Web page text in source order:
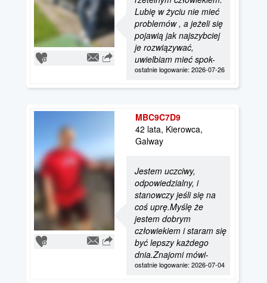
Lubię w życiu nie mieć
problemów , a jeżeli się
pojawią jak najszybciej
je rozwiązywać,
uwielbiam mieć spok-
ostatnie logowanie: 2026-07-26
MBC9C7D9
42 lata, Kierowca,
Galway
Jestem uczciwy,
odpowiedzialny, i
stanowczy jeśli się na
coś uprę.Myślę że
jestem dobrym
człowiekiem i staram się
być lepszy każdego
dnia.Znajomi mówi-
ostatnie logowanie: 2026-07-04